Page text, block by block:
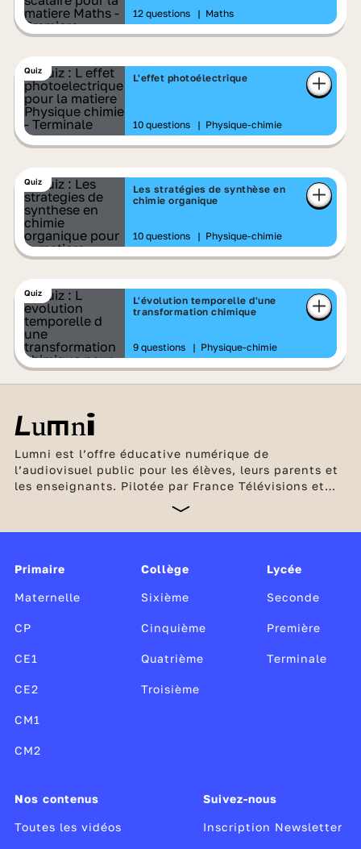
12 questions | Maths
Quiz
L'effet photoélectrique
10 questions | Physique-chimie
Quiz
Les stratégies de synthèse en
chimie organique
10 questions | Physique-chimie
Quiz
L'évolution temporelle d'une
transformation chimique
9 questions | Physique-chimie
Lumni est l’offre éducative numérique de
l’audiovisuel public pour les élèves, leurs parents et
les enseignants. Pilotée par France Télévisions et
unique, gratuite et sans publicité est soutenue par le
Canopé, le CLEMI, ainsi que par le ministère de la
Primaire
Maternelle
CP
CE1
CE2
CM1
CM2
Collège
Sixième
Cinquième
Quatrième
Troisième
Lycée
Seconde
Première
Terminale
Nos contenus
Toutes les vidéos
Suivez-nous
Inscription Newsletter